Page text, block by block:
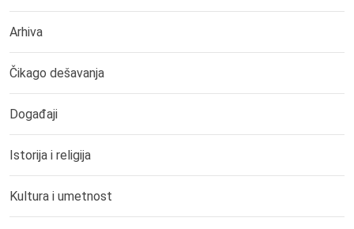
Arhiva
Čikago dešavanja
Događaji
Istorija i religija
Kultura i umetnost